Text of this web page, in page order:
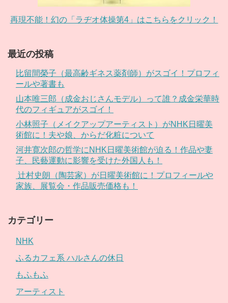
再現不能！幻の「ラヂオ体操第4」はこちらをクリック！
最近の投稿
比留間榮子（最高齢ギネス薬剤師）がスゴイ！プロフィ
ールや著書も
山本唯三郎（成金おじさんモデル）って誰？成金栄華時
代のフィギュアがスゴイ！
小林照子（メイクアップアーティスト）がNHK日曜美
術館に！夫や娘、からだ化粧について
河井寛次郎の哲学にNHK日曜美術館が迫る！作品や妻
子、民藝運動に影響を受けた外国人も！
辻村史朗（陶芸家）が日曜美術館に！プロフィールや
家族、展覧会・作品販売価格も！
カテゴリー
NHK
ふるカフェ系 ハルさんの休日
もふもふ
アーティスト